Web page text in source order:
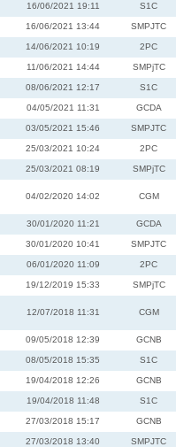
16/06/2021 19:11 S1C
16/06/2021 13:44 SMPJTC
14/06/2021 10:19 2PC
11/06/2021 14:44 SMPjTC
08/06/2021 12:17 S1C
04/05/2021 11:31 GCDA
03/05/2021 15:46 SMPJTC
25/03/2021 10:24 2PC
25/03/2021 08:19 SMPjTC
04/02/2020 14:02 CGM
30/01/2020 11:21 GCDA
30/01/2020 10:41 SMPJTC
06/01/2020 11:09 2PC
19/12/2019 15:33 SMPjTC
12/07/2018 11:31 CGM
09/05/2018 12:39 GCNB
08/05/2018 15:35 S1C
19/04/2018 12:26 GCNB
19/04/2018 11:48 S1C
27/03/2018 15:17 GCNB
27/03/2018 13:40 SMPJTC